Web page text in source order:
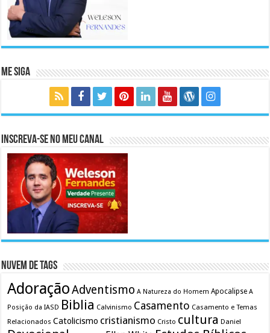
Me Siga
Inscreva-se no meu canal
Nuvem de Tags
AdoraçãoAdventismo A Natureza do Homem Apocalipse A
Posição da IASD Biblia Calvinismo Casamento Casamento e Temas
Relacionados Catolicismo cristianismo Cristo cultura Daniel